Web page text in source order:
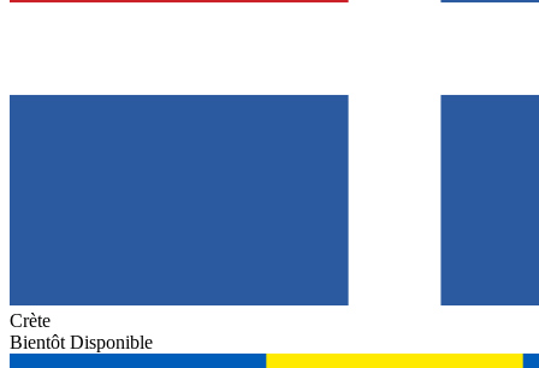
Crète
Bientôt Disponible